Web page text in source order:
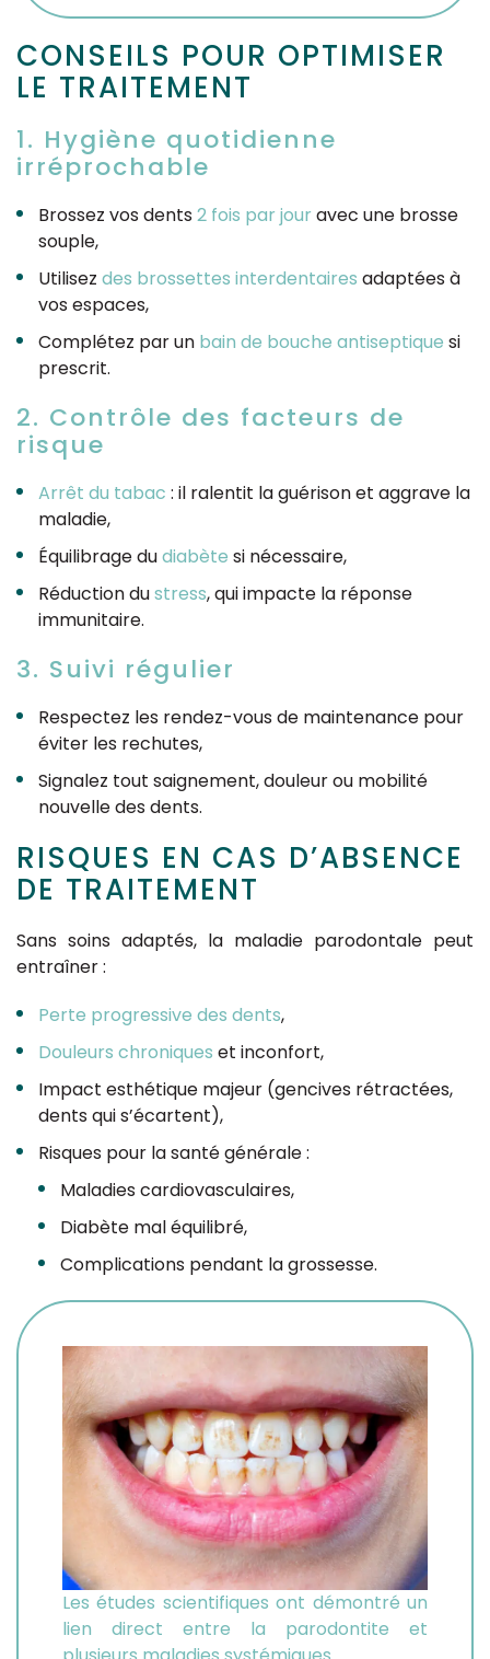
CONSEILS POUR OPTIMISER
LE TRAITEMENT
1. Hygiène quotidienne
irréprochable
Brossez vos dents 2 fois par jouravec une brosse
souple,
Utilisez des brossettes interdentaires adaptées à
vos espaces,
Complétez par un bain de bouche antiseptique si
prescrit.
2. Contrôle des facteurs de
risque
Arrêt du tabac : il ralentit la guérison et aggrave la
maladie,
Équilibrage dudiabète si nécessaire,
Réduction dustress, qui impacte la réponse
immunitaire.
3. Suivi régulier
Respectez les rendez-vous de maintenance pour
éviter les rechutes,
Signalez tout saignement, douleur ou mobilité
nouvelle des dents.
RISQUES EN CAS D’ABSENCE
DE TRAITEMENT
Sans soins adaptés, la maladie parodontale peut
entraîner :
Perte progressive des dents,
Douleurs chroniques et inconfort,
Impact esthétique majeur (gencives rétractées,
dents qui s’écartent),
Risques pour la santé générale :
Maladies cardiovasculaires,
Diabète mal équilibré,
Complications pendant la grossesse.
Les études scientifiques ont démontré un
lien direct entre la parodontite et